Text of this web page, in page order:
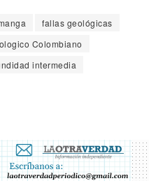
fallas geológicas
Colombiano
intermedia